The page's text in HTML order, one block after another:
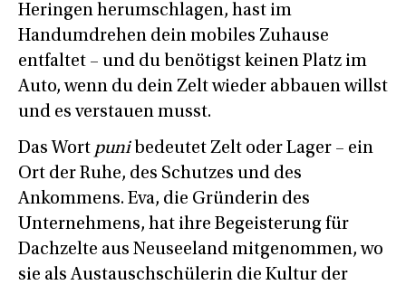
Heringen herumschlagen, hast im
Handumdrehen dein mobiles Zuhause
entfaltet – und du benötigst keinen Platz im
Auto, wenn du dein Zelt wieder abbauen willst
und es verstauen musst.
Das Wort punibedeutet Zelt oder Lager – ein
Ort der Ruhe, des Schutzes und des
Ankommens. Eva, die Gründerin des
Unternehmens, hat ihre Begeisterung für
Dachzelte aus Neuseeland mitgenommen, wo
sie als Austauschschülerin die Kultur der